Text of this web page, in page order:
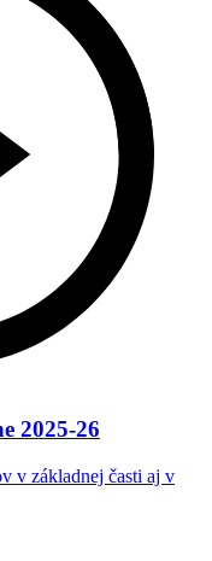
2025-26
v základnej časti aj v